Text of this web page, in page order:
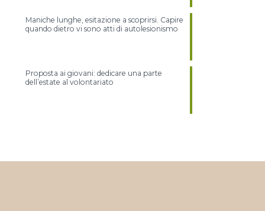
Maniche lunghe, esitazione a scoprirsi. Capire
quando dietro vi sono atti di autolesionismo
Proposta ai giovani: dedicare una parte
dell’estate al volontariato